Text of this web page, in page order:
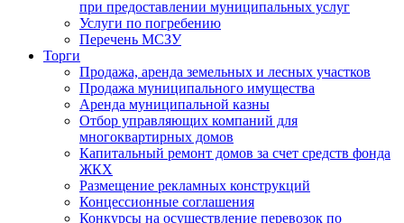
при предоставлении муниципальных услуг
Услуги по погребению
Перечень МСЗУ
Торги
Продажа, аренда земельных и лесных участков
Продажа муниципального имущества
Аренда муниципальной казны
Отбор управляющих компаний для
многоквартирных домов
Капитальный ремонт домов за счет средств фонда
ЖКХ
Размещение рекламных конструкций
Концессионные соглашения
Конкурсы на осуществление перевозок по